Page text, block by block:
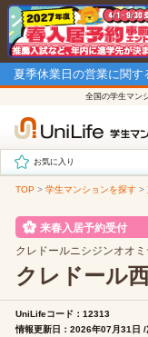
夏季休業日の営業に関す
全国の学生マン
お気に入り
TOP > 学生マンションを探す >
来春入居予約受付
クレドールニシジンオオミ
クレドール
UniLifeコード：12313
情報更新日：2026年07月31日